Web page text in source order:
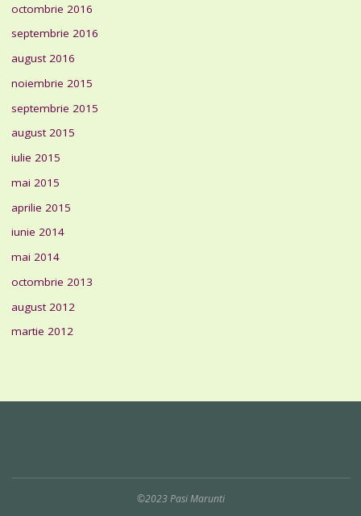
octombrie 2016
septembrie 2016
august 2016
noiembrie 2015
septembrie 2015
august 2015
iulie 2015
mai 2015
aprilie 2015
iunie 2014
mai 2014
octombrie 2013
august 2012
martie 2012
©2023 Pasi Marunti